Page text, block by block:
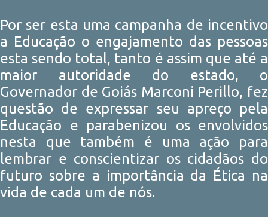
Por ser esta uma campanha de incentivo
a Educação o engajamento das pessoas
esta sendo total, tanto é assim que até a
maior autoridade do estado, o
Governador de Goiás Marconi Perillo, fez
questão de expressar seu apreço pela
Educação e parabenizou os envolvidos
nesta que também é uma ação para
lembrar e conscientizar os cidadãos do
futuro sobre a importância da Ética na
vida de cada um de nós.